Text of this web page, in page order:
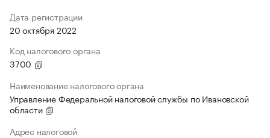
Дата регистрации
20 октября 2022
Код налогового органа
3700
Наименование налогового органа
Управление Федеральной налоговой службы по Ивановской
области
Адрес налоговой